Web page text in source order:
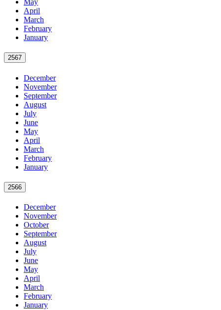
May
April
March
February
January
2567
December
November
September
August
July
June
May
April
March
February
January
2566
December
November
October
September
August
July
June
May
April
March
February
January